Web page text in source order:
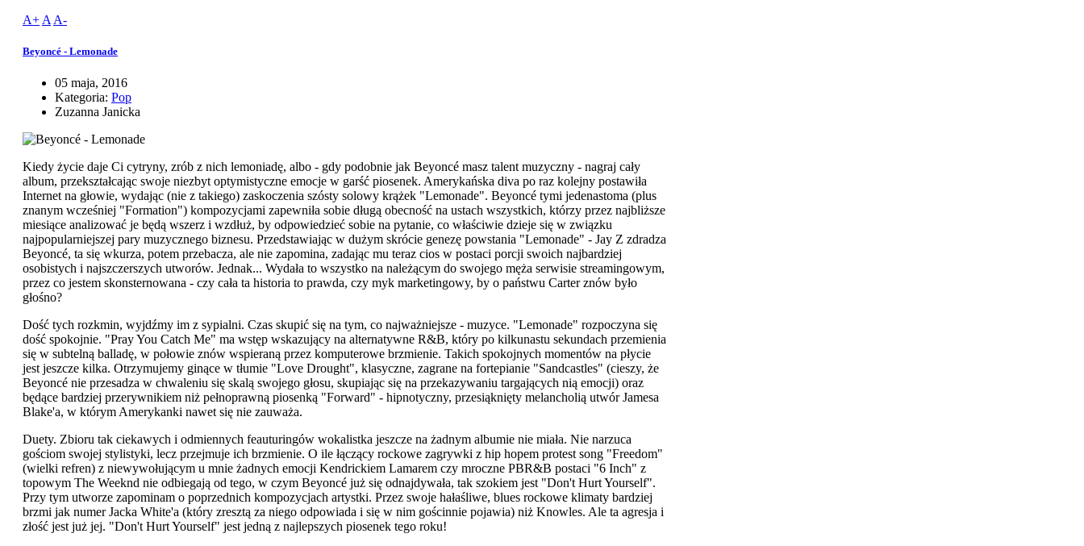
A+ A A-
Beyoncé - Lemonade
05 maja, 2016
Kategoria: Pop
Zuzanna Janicka
Kiedy życie daje Ci cytryny, zrób z nich lemoniadę, albo - gdy podobnie jak Beyoncé masz talent muzyczny - nagraj cały
album, przekształcając swoje niezbyt optymistyczne emocje w garść piosenek. Amerykańska diva po raz kolejny postawiła
Internet na głowie, wydając (nie z takiego) zaskoczenia szósty solowy krążek "Lemonade". Beyoncé tymi jedenastoma (plus
znanym wcześniej "Formation") kompozycjami zapewniła sobie długą obecność na ustach wszystkich, którzy przez najbliższe
miesiące analizować je będą wszerz i wzdłuż, by odpowiedzieć sobie na pytanie, co właściwie dzieje się w związku
najpopularniejszej pary muzycznego biznesu. Przedstawiając w dużym skrócie genezę powstania "Lemonade" - Jay Z zdradza
Beyoncé, ta się wkurza, potem przebacza, ale nie zapomina, zadając mu teraz cios w postaci porcji swoich najbardziej
osobistych i najszczerszych utworów. Jednak... Wydała to wszystko na należącym do swojego męża serwisie streamingowym,
przez co jestem skonsternowana - czy cała ta historia to prawda, czy myk marketingowy, by o państwu Carter znów było
głośno?
Dość tych rozkmin, wyjdźmy im z sypialni. Czas skupić się na tym, co najważniejsze - muzyce. "Lemonade" rozpoczyna się
dość spokojnie. "Pray You Catch Me" ma wstęp wskazujący na alternatywne R&B, który po kilkunastu sekundach przemienia
się w subtelną balladę, w połowie znów wspieraną przez komputerowe brzmienie. Takich spokojnych momentów na płycie
jest jeszcze kilka. Otrzymujemy ginące w tłumie "Love Drought", klasyczne, zagrane na fortepianie "Sandcastles" (cieszy, że
Beyoncé nie przesadza w chwaleniu się skalą swojego głosu, skupiając się na przekazywaniu targających nią emocji) oraz
będące bardziej przerywnikiem niż pełnoprawną piosenką "Forward" - hipnotyczny, przesiąknięty melancholią utwór Jamesa
Blake'a, w którym Amerykanki nawet się nie zauważa.
Duety. Zbioru tak ciekawych i odmiennych feauturingów wokalistka jeszcze na żadnym albumie nie miała. Nie narzuca
gościom swojej stylistyki, lecz przejmuje ich brzmienie. O ile łączący rockowe zagrywki z hip hopem protest song "Freedom"
(wielki refren) z niewywołującym u mnie żadnych emocji Kendrickiem Lamarem czy mroczne PBR&B postaci "6 Inch" z
topowym The Weeknd nie odbiegają od tego, w czym Beyoncé już się odnajdywała, tak szokiem jest "Don't Hurt Yourself".
Przy tym utworze zapominam o poprzednich kompozycjach artystki. Przez swoje hałaśliwe, blues rockowe klimaty bardziej
brzmi jak numer Jacka White'a (który zresztą za niego odpowiada i się w nim gościnnie pojawia) niż Knowles. Ale ta agresja i
złość jest już jej. "Don't Hurt Yourself" jest jedną z najlepszych piosenek tego roku!